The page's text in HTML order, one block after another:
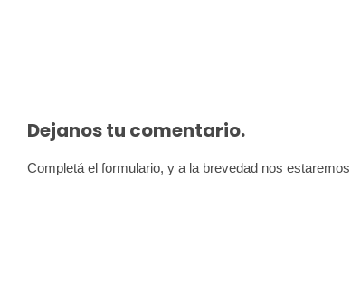
Dejanos tu comentario.
Completá el formulario, y a la brevedad nos